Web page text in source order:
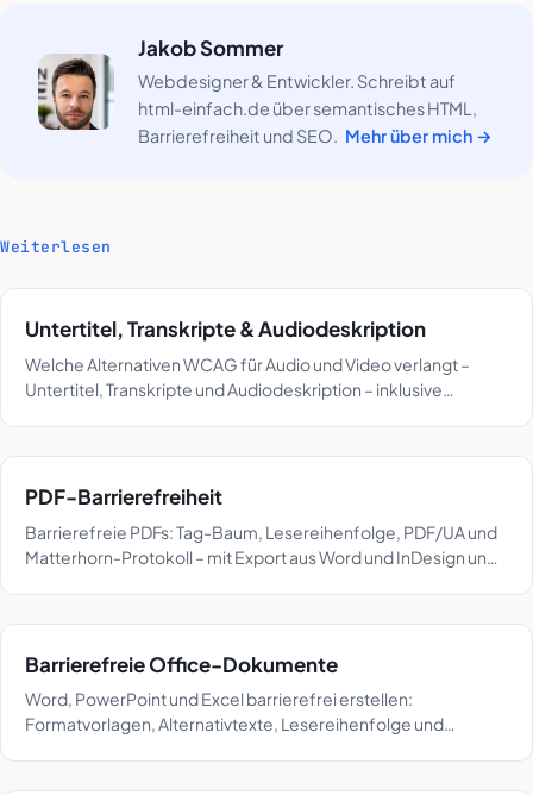
Jakob Sommer
Webdesigner & Entwickler. Schreibt auf
html-einfach.de über semantisches HTML,
Barrierefreiheit und SEO. Mehr über mich →
Weiterlesen
Untertitel, Transkripte & Audiodeskription
Welche Alternativen WCAG für Audio und Video verlangt –
Untertitel, Transkripte und Audiodeskription – inklusive
PDF-Barrierefreiheit
Barrierefreie PDFs: Tag-Baum, Lesereihenfolge, PDF/UA und
Matterhorn-Protokoll – mit Export aus Word und InDesign und
Barrierefreie Office-Dokumente
Word, PowerPoint und Excel barrierefrei erstellen:
Formatvorlagen, Alternativtexte, Lesereihenfolge und